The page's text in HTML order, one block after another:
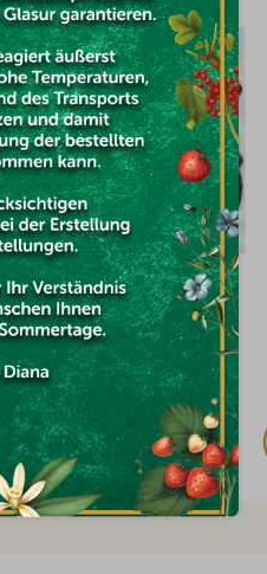
Karamell Toffee Lakritz 100g
Auf Lager
€1,54